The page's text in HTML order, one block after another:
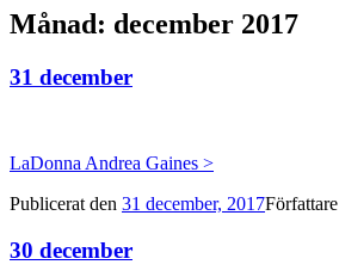
Månad: december 2017
31 december
LaDonna Andrea Gaines >
Publicerat den 31 december, 2017Författare
30 december